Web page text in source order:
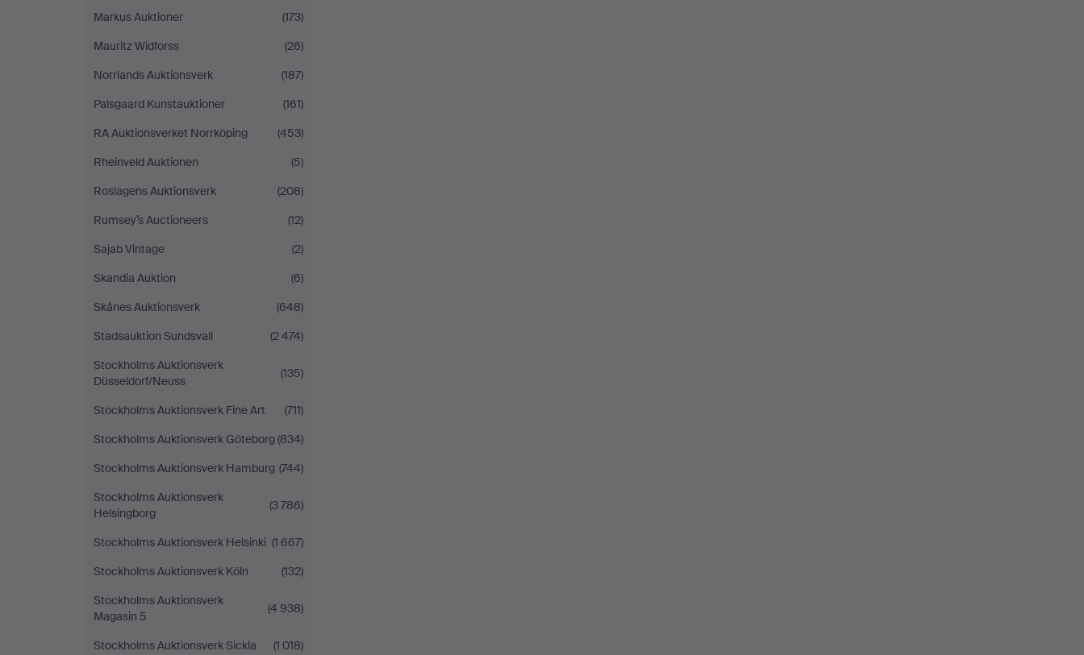
Markus Auktioner
(173)
Mauritz Widforss
(26)
Norrlands Auktionsverk
(187)
Palsgaard Kunstauktioner
(161)
RA Auktionsverket Norrköping
(453)
Rheinveld Auktionen
(5)
Roslagens Auktionsverk
(208)
Rumsey’s Auctioneers
(12)
Sajab Vintage
(2)
Skandia Auktion
(6)
Skånes Auktionsverk
(648)
Stadsauktion Sundsvall
(2 474)
Stockholms Auktionsverk
Düsseldorf/Neuss
(135)
Stockholms Auktionsverk Fine Art
(711)
Stockholms Auktionsverk Göteborg(834)
Stockholms Auktionsverk Hamburg (744)
Stockholms Auktionsverk
Helsingborg
(3 786)
Stockholms Auktionsverk Helsinki (1 667)
Stockholms Auktionsverk Köln
(132)
Stockholms Auktionsverk
Magasin 5
(4 938)
Stockholms Auktionsverk Sickla
(1 018)